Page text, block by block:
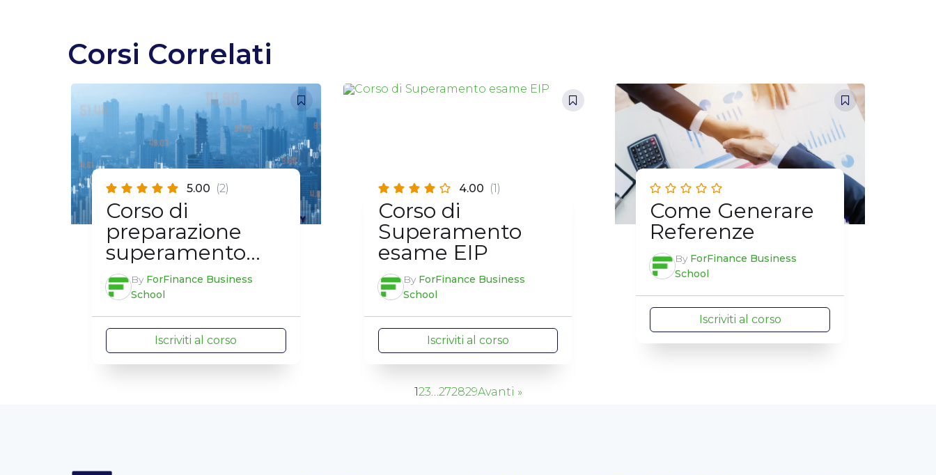
Corsi Correlati
5.00 (2)
Corso di
preparazione
superamento
esame EFA
By ForFinance Business
School
Iscriviti al corso
4.00 (1)
Corso di
Superamento
esame EIP
By ForFinance Business
School
Iscriviti al corso
Come Generare
Referenze
By ForFinance Business
School
Iscriviti al corso
123…272829Avanti »